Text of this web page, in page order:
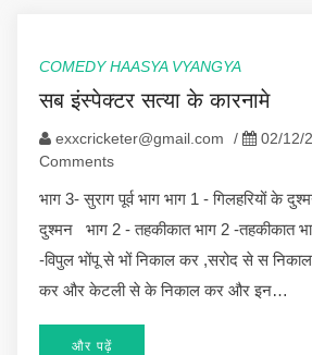
COMEDY HAASYA VYANGYA
सब इंस्पेक्टर सत्या के कारनामे
exxcricketer@gmail.com / 02/12/
Comments
भाग 3- सुराग पूर्व भाग भाग 1 - गिलहरियों के
दुश्मन भाग 2 - तहकीकात भाग 2 -तहकीकात
-विपुल भोंपू से भों निकाल कर ,सरोद से स
कर और केटली से के निकाल कर और इन…
और पढ़ें